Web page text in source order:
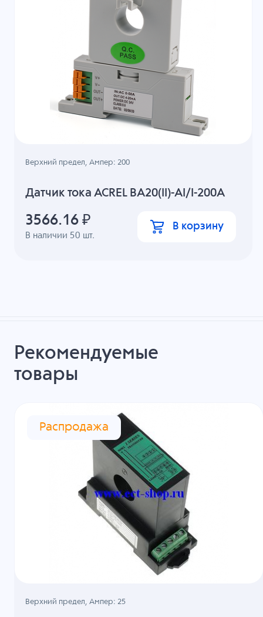
Датчик тока ACREL BA20(II)-AI/I-200A
В наличии 50 шт.
Верхний предел, Ампер: 200
3566.16 ₽ В корзину
Рекомендуемые
товары
Распродажа
Верхний предел, Ампер: 25